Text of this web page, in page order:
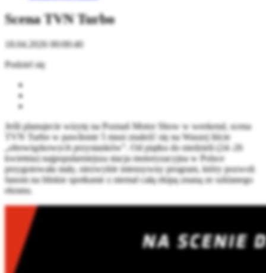
Scena TVN Turbo
18.04.2026 00:00:40
Podziel się
Jeśli planujecie wizytę na Poznań Motor Show w weekend, scena
TVN Turbo w pawilonie 5 musi znaleźć się na Waszej liście
„obowiązkowych przystanków”. Od piątku do niedzieli (24–26
kwietnia) najpopularniejsza stacja motoryzacyjna w Polsce
przygotowała stały, niezwykle intensywny program, który pozwoli
fanom na bliskie spotkanie z niemal całą ekipą znaną ze szklanego
ekranu.